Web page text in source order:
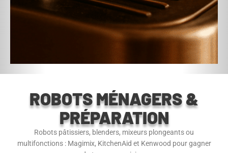
ROBOTS MÉNAGERS &
PRÉPARATION
Robots pâtissiers, blenders, mixeurs plongeants ou
multifonctions : Magimix, KitchenAid et Kenwood pour gagner